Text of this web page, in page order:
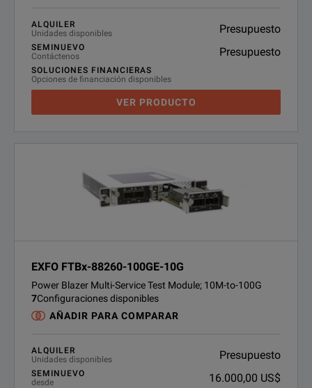
ALQUILER
Unidades disponibles
Presupuesto
SEMINUEVO
Contáctenos
Presupuesto
SOLUCIONES FINANCIERAS
Opciones de financiación disponibles
VER PRODUCTO
EXFO FTBx-88260-100GE-10G
Power Blazer Multi-Service Test Module; 10M-to-100G
7Configuraciones disponibles
AÑADIR PARA COMPARAR
ALQUILER
Unidades disponibles
Presupuesto
SEMINUEVO
desde
16.000,00 US$